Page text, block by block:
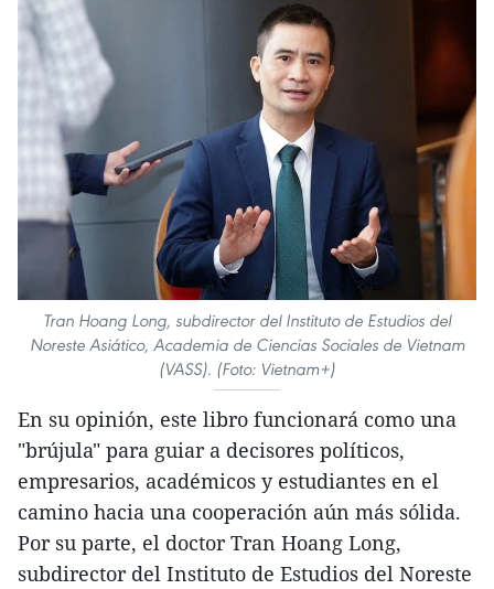
Tran Hoang Long, subdirector del Instituto de Estudios del
Noreste Asiático, Academia de Ciencias Sociales de Vietnam
(VASS). (Foto: Vietnam+)
En su opinión, este libro funcionará como una
"brújula" para guiar a decisores políticos,
empresarios, académicos y estudiantes en el
camino hacia una cooperación aún más sólida.
Por su parte, el doctor Tran Hoang Long,
subdirector del Instituto de Estudios del Noreste